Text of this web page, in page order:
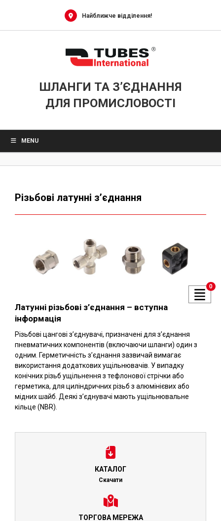
Найближче відділення!
ШЛАНГИ ТА З’ЄДНАННЯ
ДЛЯ ПРОМИСЛОВОСТІ
MENU
Різьбові латунні з’єднання
Латунні різьбові з’єднання – вступна
інформація
Різьбові цангові з’єднувачі, призначені для з’єднання
пневматичних компонентів (включаючи шланги) один з
одним. Герметичність з’єднання зазвичай вимагає
використання додаткових ущільнювачів. У випадку
конічних різьб ущільнення з тефлонової стрічки або
герметика, для циліндричних різьб з алюмінієвих або
мідних шайб. Деякі з’єднувачі мають ущільнювальне
кільце (NBR).
КАТАЛОГ
Скачати
ТОРГОВА МЕРЕЖА
0